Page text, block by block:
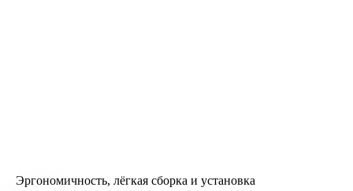
Эргономичность, лёгкая сборка и установка